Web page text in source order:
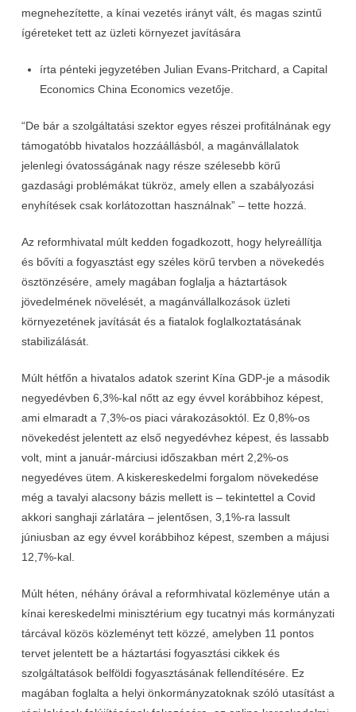
megnehezítette, a kínai vezetés irányt vált, és magas szintű
ígéreteket tett az üzleti környezet javítására
írta pénteki jegyzetében Julian Evans-Pritchard, a Capital
Economics China Economics vezetője.
“De bár a szolgáltatási szektor egyes részei profitálnának egy
támogatóbb hivatalos hozzáállásból, a magánvállalatok
jelenlegi óvatosságának nagy része szélesebb körű
gazdasági problémákat tükröz, amely ellen a szabályozási
enyhítések csak korlátozottan használnak” – tette hozzá.
Az reformhivatal múlt kedden fogadkozott, hogy helyreállítja
és bővíti a fogyasztást egy széles körű tervben a növekedés
ösztönzésére, amely magában foglalja a háztartások
jövedelmének növelését, a magánvállalkozások üzleti
környezetének javítását és a fiatalok foglalkoztatásának
stabilizálását.
Múlt hétfőn a hivatalos adatok szerint Kína GDP-je a második
negyedévben 6,3%-kal nőtt az egy évvel korábbihoz képest,
ami elmaradt a 7,3%-os piaci várakozásoktól. Ez 0,8%-os
növekedést jelentett az első negyedévhez képest, és lassabb
volt, mint a január-márciusi időszakban mért 2,2%-os
negyedéves ütem. A kiskereskedelmi forgalom növekedése
még a tavalyi alacsony bázis mellett is – tekintettel a Covid
akkori sanghaji zárlatára – jelentősen, 3,1%-ra lassult
júniusban az egy évvel korábbihoz képest, szemben a májusi
12,7%-kal.
Múlt héten, néhány órával a reformhivatal közleménye után a
kínai kereskedelmi minisztérium egy tucatnyi más kormányzati
tárcával közös közleményt tett közzé, amelyben 11 pontos
tervet jelentett be a háztartási fogyasztási cikkek és
szolgáltatások belföldi fogyasztásának fellendítésére. Ez
magában foglalta a helyi önkormányzatoknak szóló utasítást a